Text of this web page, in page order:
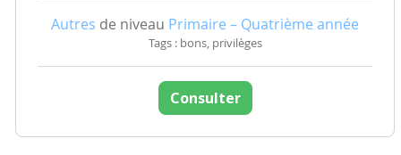
Autres de niveau Primaire – Quatrième année
Tags : bons, privilèges
Consulter